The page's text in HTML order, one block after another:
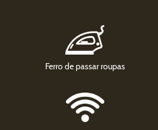
Ferro de passar roupas